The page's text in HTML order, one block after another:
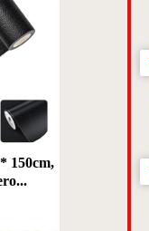
150cm,